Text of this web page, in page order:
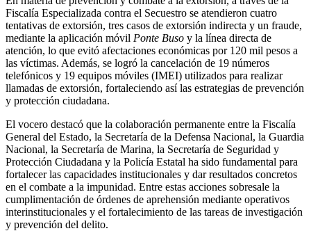
Fiscalía Especializada contra el Secuestro se atendieron cuatro
tentativas de extorsión, tres casos de extorsión indirecta y un fraude,
mediante la aplicación móvil Ponte Buso y la línea directa de
atención, lo que evitó afectaciones económicas por 120 mil pesos a
las víctimas. Además, se logró la cancelación de 19 números
telefónicos y 19 equipos móviles (IMEI) utilizados para realizar
llamadas de extorsión, fortaleciendo así las estrategias de prevención
y protección ciudadana.
El vocero destacó que la colaboración permanente entre la Fiscalía
General del Estado, la Secretaría de la Defensa Nacional, la Guardia
Nacional, la Secretaría de Marina, la Secretaría de Seguridad y
Protección Ciudadana y la Policía Estatal ha sido fundamental para
fortalecer las capacidades institucionales y dar resultados concretos
en el combate a la impunidad. Entre estas acciones sobresale la
cumplimentación de órdenes de aprehensión mediante operativos
interinstitucionales y el fortalecimiento de las tareas de investigación
y prevención del delito.